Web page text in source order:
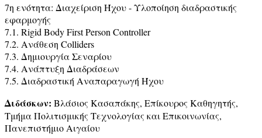
7η ενότητα: Διαχείριση Ήχου - Υλοποίηση διαδραστικής
εφαρμογής
7.1. Rigid Body First Person Controller
7.2. Ανάθεση Colliders
7.3. Δημιουργία Σεναρίου
7.4. Ανάπτυξη Διαδράσεων
7.5. Διαδραστική Αναπαραγωγή Ήχου
Διδάσκων: Βλάσιος Κασαπάκης, Επίκουρος Καθηγητής,
Τμήμα Πολιτισμικής Τεχνολογίας και Επικοινωνίας,
Πανεπιστήμιο Αιγαίου